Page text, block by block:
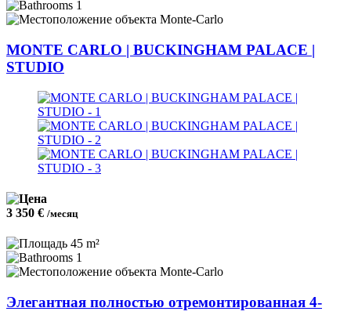
1
Monte-Carlo
MONTE CARLO | BUCKINGHAM PALACE |
STUDIO
3 350 € /месяц
45 m²
1
Monte-Carlo
Элегантная полностью отремонтированная 4-